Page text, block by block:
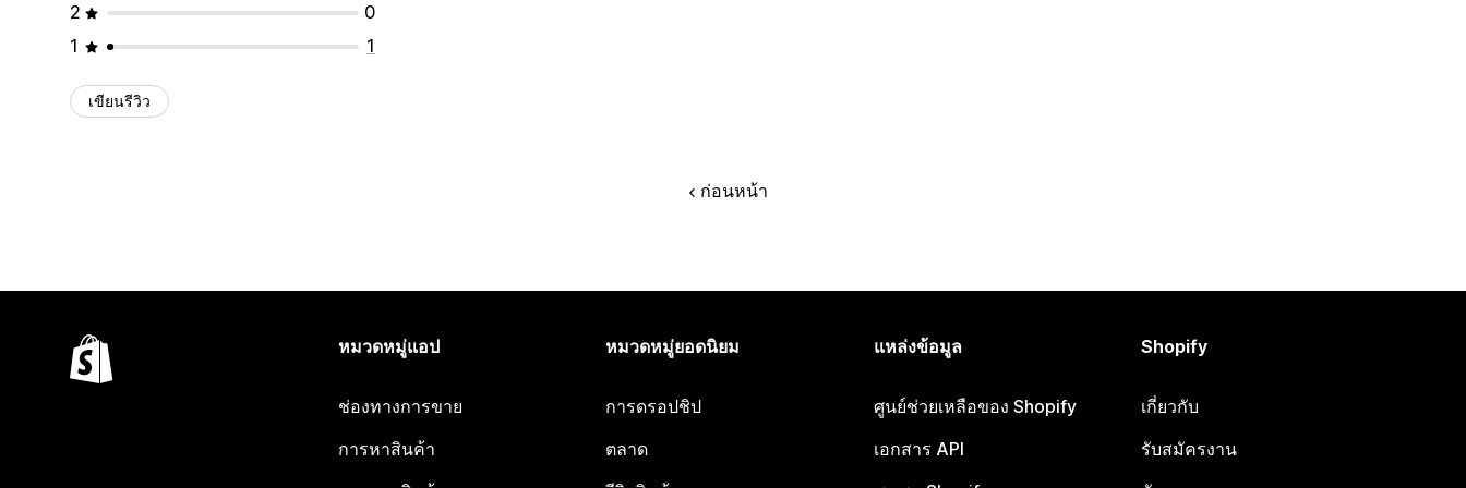
2
0
1
1
เขียนรีวิว
ก่อนหน้า
หมวดหมู่แอป
ช่องทางการขาย
การหาสินค้า
หมวดหมู่ยอดนิยม
การดรอปชิป
ตลาด
แหล่งข้อมูล
ศูนย์ช่วยเหลือของ Shopify
เอกสาร API
Shopify
เกี่ยวกับ
รับสมัครงาน